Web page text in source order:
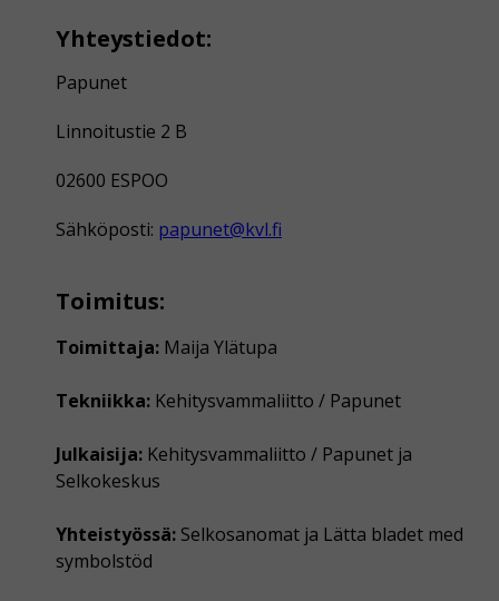
Yhteystiedot:
Papunet
Linnoitustie 2 B
02600 ESPOO
Sähköposti: papunet@kvl.fi
Toimitus:
Toimittaja: Maija Ylätupa
Tekniikka: Kehitysvammaliitto / Papunet
Julkaisija: Kehitysvammaliitto / Papunet ja
Selkokeskus
Yhteistyössä: Selkosanomat ja Lätta bladet med
symbolstöd